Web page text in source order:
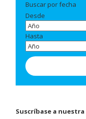
Buscar por fecha
Desde
Hasta
Suscríbase a